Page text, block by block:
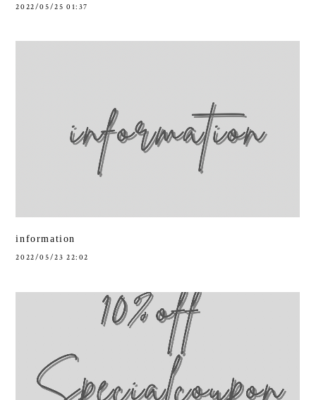
2022/05/25 01:37
information
2022/05/23 22:02